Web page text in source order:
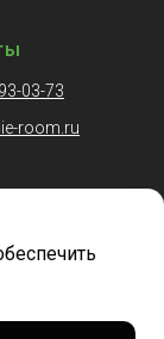
03-73
room.ru